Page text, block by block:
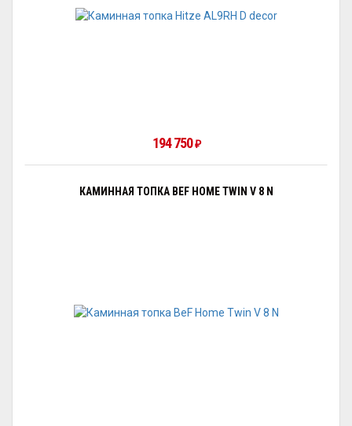
194 750₽
КАМИННАЯ ТОПКА BEF HOME TWIN V 8 N